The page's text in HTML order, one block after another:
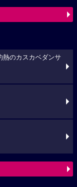
熱のカスカベダンサ